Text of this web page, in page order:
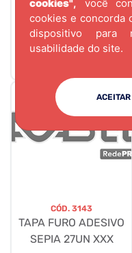
cookies", você
cookies e concorda
dispositivo para
usabilidade do site.
1655
SUPORTE FIXACAO
CHANFRADO/RETO
LINHA THIN 1801
CÓD. 3143
TAPA FURO ADESIVO
SEPIA 27UN XXX